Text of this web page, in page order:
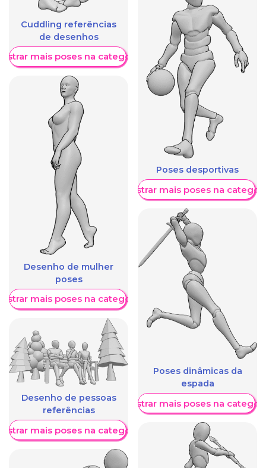
Cuddling referências
de desenhos
mais poses na categoria
Desenho de mulher
poses
mais poses na categoria
Desenho de pessoas
referências
mais poses na categoria
Poses desportivas
Mostrar mais poses na
Poses dinâmicas da
espada
Mostrar mais poses na